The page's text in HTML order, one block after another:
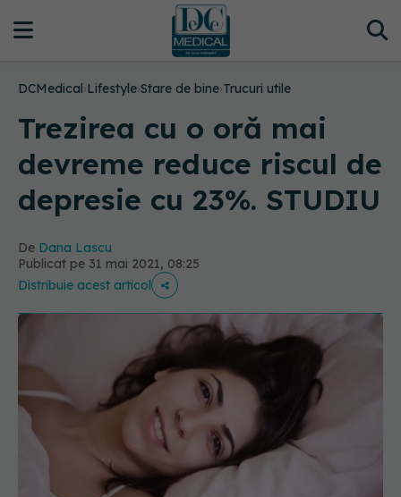
DCMedical›Lifestyle›Stare de bine›Trucuri utile
Trezirea cu o oră mai
devreme reduce riscul de
depresie cu 23%. STUDIU
De Dana Lascu
Publicat pe 31 mai 2021, 08:25
Distribuie acest articol